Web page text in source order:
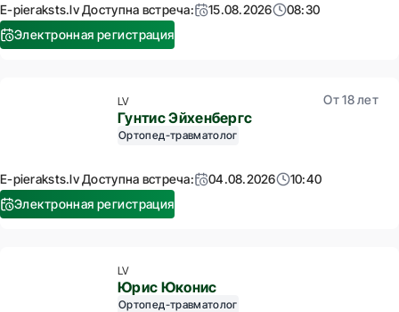
E-pieraksts.lv Доступна встреча: 15.08.2026
08:30
Электронная регистрация
LV От 18 лет
Гунтис Эйхенбергс
Ортопед-травматолог
E-pieraksts.lv Доступна встреча: 04.08.2026
10:40
Электронная регистрация
LV
Юрис Юконис
Ортопед-травматолог